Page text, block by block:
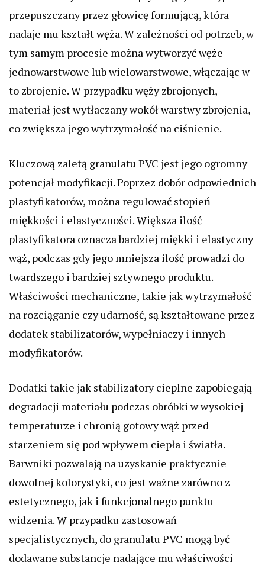
przepuszczany przez głowicę formującą, która
nadaje mu kształt węża. W zależności od potrzeb, w
tym samym procesie można wytworzyć węże
jednowarstwowe lub wielowarstwowe, włączając w
to zbrojenie. W przypadku węży zbrojonych,
materiał jest wytłaczany wokół warstwy zbrojenia,
co zwiększa jego wytrzymałość na ciśnienie.
Kluczową zaletą granulatu PVC jest jego ogromny
potencjał modyfikacji. Poprzez dobór odpowiednich
plastyfikatorów, można regulować stopień
miękkości i elastyczności. Większa ilość
plastyfikatora oznacza bardziej miękki i elastyczny
wąż, podczas gdy jego mniejsza ilość prowadzi do
twardszego i bardziej sztywnego produktu.
Właściwości mechaniczne, takie jak wytrzymałość
na rozciąganie czy udarność, są kształtowane przez
dodatek stabilizatorów, wypełniaczy i innych
modyfikatorów.
Dodatki takie jak stabilizatory cieplne zapobiegają
degradacji materiału podczas obróbki w wysokiej
temperaturze i chronią gotowy wąż przed
starzeniem się pod wpływem ciepła i światła.
Barwniki pozwalają na uzyskanie praktycznie
dowolnej kolorystyki, co jest ważne zarówno z
estetycznego, jak i funkcjonalnego punktu
widzenia. W przypadku zastosowań
specjalistycznych, do granulatu PVC mogą być
dodawane substancje nadające mu właściwości